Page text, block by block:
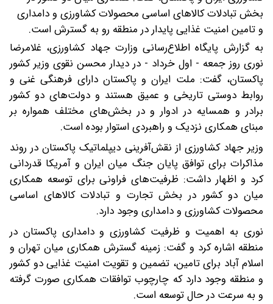
بخش تبادلات کالاهای اساسی محصولات کشاورزی و دامداری
و تامین امنیت غذایی پایدار در منطقه رو به گسترش است.‌
به گزارش پایگاه اطلاع‌رسانی وزارت جهاد کشاورزی، غلامرضا
نوری روز جمعه - اول خرداد - در دیدار محسن نقوی وزیر کشور
پاکستان، گفت: ملت ایران و پاکستان دارای فرهنگی غنی و
روابط دوستی تاریخی و عمیق هستند و دولت‌های دو کشور
برادر و همسایه در ادوار و در بخش‌های مختلف همواره بر
مبنای همکاری نزدیک و راهبردی استوار بوده است.
وزیر جهاد کشاورزی از نقش‌آفرینی دیپلماتیک پاکستان در روند
مذاکرات برای توافق پایان جنگ میان ایران و آمریکا قدردانی
کرد و اظهار داشت: ظرفیت‌های فراونی برای توسعه همکاری‌
میان دو کشور در بخش تجارت و تبادلات کالاهای اساسی
محصولات کشاورزی و دامداری وجود دارد.
نوری به اهمیت و ظرفیت کشاورزی و دامداری پاکستان در
منطقه اشاره کرد و گفت: زمینه گسترش همکاری میان تهران و
اسلام آباد برای تامین، تضمین و تقویت امنیت غذایی دو کشور
و منطقه وجود دارد که چارچوب توافقات همکاری صورت گرفته
و به سرعت در حال توسعه است.